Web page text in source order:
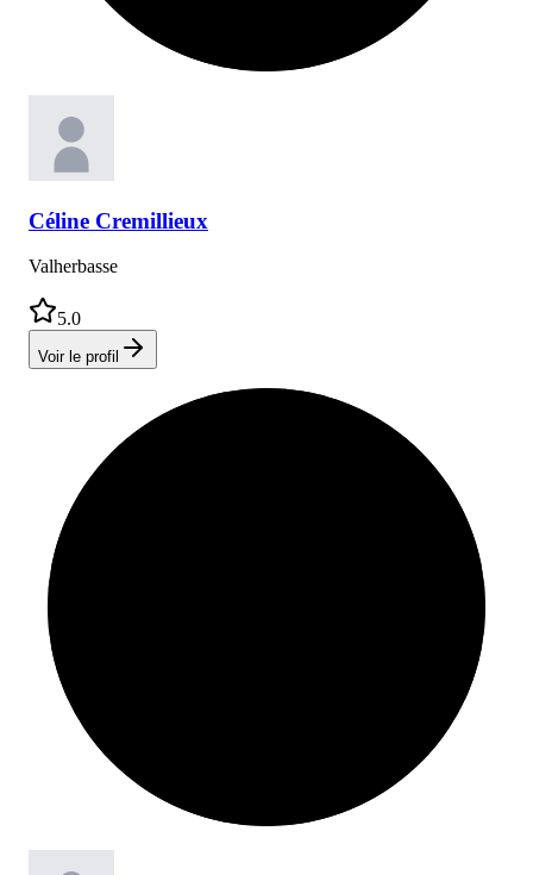
Céline Cremillieux
Valherbasse
5.0
Voir le profil